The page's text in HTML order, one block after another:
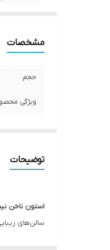
مشخصات
حجم
ویژگی
توضیحات
استون ناخن
سالن‌های